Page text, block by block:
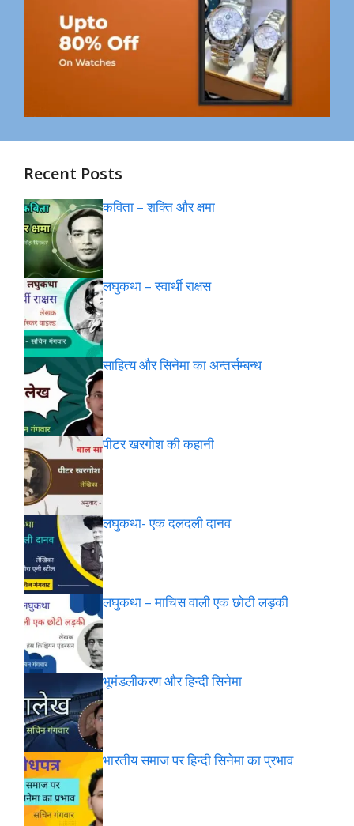
Recent Posts
कविता – शक्ति और क्षमा
लघुकथा – स्वार्थी राक्षस
साहित्य और सिनेमा का अन्तर्सम्बन्ध
पीटर खरगोश की कहानी
लघुकथा- एक दलदली दानव
लघुकथा – माचिस वाली एक छोटी लड़की
भूमंडलीकरण और हिन्दी सिनेमा
भारतीय समाज पर हिन्दी सिनेमा का प्रभाव